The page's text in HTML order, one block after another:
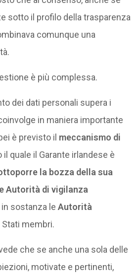
sotto il profilo della trasparenza
comunque una
è più complessa.
dei dati personali supera i
in maniera importante
è previsto il meccanismo di
il quale il Garante irlandese è
la bozza della sua
Autorità di vigilanza
in sostanza le Autorità
Stati membri.
che se anche una sola delle
motivate e pertinenti,